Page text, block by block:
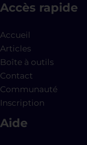
Accès rapide
Accueil
Articles
Boîte à outils
Contact
Communauté
Inscription
Aide